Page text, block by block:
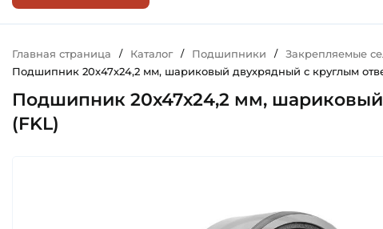
Главная страница / Каталог / Подшипники / Закрепляемые
Подшипник 20х47х24,2 мм, шариковый двухрядный с круглым
Подшипник 20х47х24,2 мм, шариковый
(FKL)